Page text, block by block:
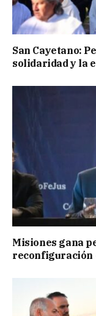
San Cayetano:
solidaridad y la
Misiones gana
reconfiguración